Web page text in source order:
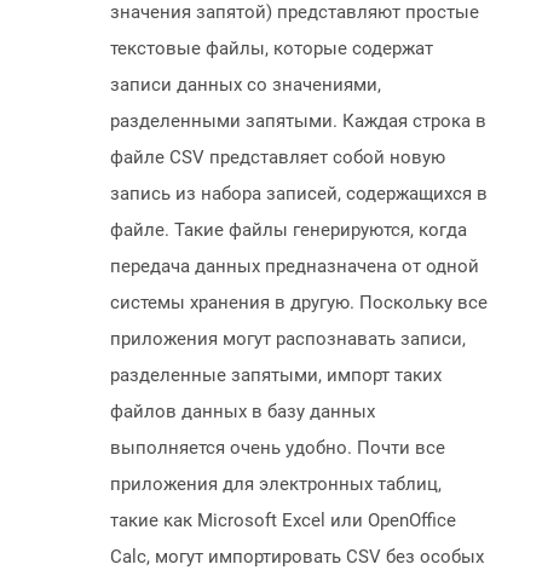
значения запятой) представляют простые
текстовые файлы, которые содержат
записи данных со значениями,
разделенными запятыми. Каждая строка в
файле CSV представляет собой новую
запись из набора записей, содержащихся в
файле. Такие файлы генерируются, когда
передача данных предназначена от одной
системы хранения в другую. Поскольку все
приложения могут распознавать записи,
разделенные запятыми, импорт таких
файлов данных в базу данных
выполняется очень удобно. Почти все
приложения для электронных таблиц,
такие как Microsoft Excel или OpenOffice
Calc, могут импортировать CSV без особых